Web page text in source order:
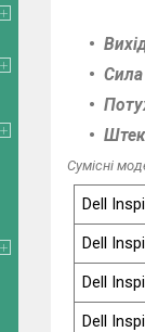
Сумісні
Dell
Dell
Dell
Dell